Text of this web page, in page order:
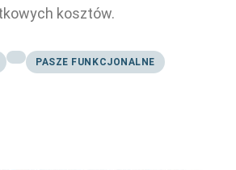
PASZE FUNKCJONALNE
kosztów.